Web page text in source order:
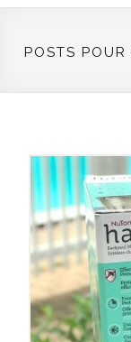
POSTS POUR